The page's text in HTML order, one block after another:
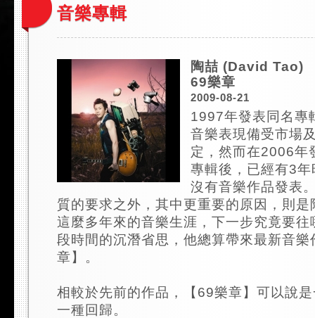
音樂專輯
陶喆 (David Tao)
69樂章
2009-08-21
1997年發表同名專
音樂表現備受市場
定，然而在2006年
專輯後，已經有3
沒有音樂作品發表
質的要求之外，其中更重要的原因，則是
這麼多年來的音樂生涯，下一步究竟要往
段時間的沉潛省思，他總算帶來最新音
章】。
相較於先前的作品，【69樂章】可以說
一種回歸。